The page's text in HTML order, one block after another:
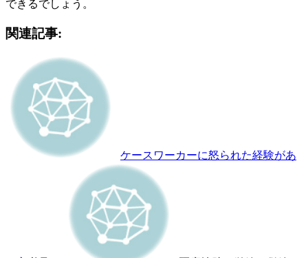
できるでしょう。
関連記事:
ケースワーカーに怒られた経験があ